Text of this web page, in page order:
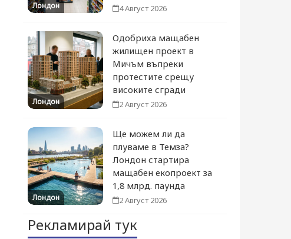
Лондон 4 Август 2026
Лондон
Одобриха мащабен
жилищен проект в
Мичъм въпреки
протестите срещу
високите сгради
2 Август 2026
Лондон
Ще можем ли да
плуваме в Темза?
Лондон стартира
мащабен екопроект за
1,8 млрд. паунда
2 Август 2026
Рекламирай тук